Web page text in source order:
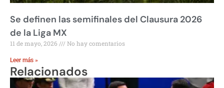
Se definen las semifinales del Clausura 2026
de la Liga MX
11 de mayo, 2026 No hay comentarios
Leer más »
Relacionados